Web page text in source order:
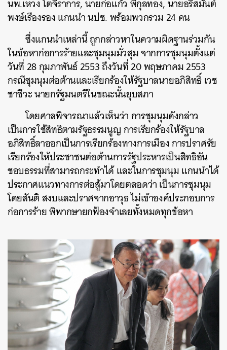
นพ.เหวง โตจิราการ, นายก่อแก้ว พิกุลทอง, นายอริสมันต์
พงษ์เรืองรอง แกนนำ นปช. พร้อมพวกรวม 24 คน
ซึ่งแกนนำเหล่านี้ ถูกกล่าวหาในความผิดฐานร่วมกัน
ในข้อหาก่อการร้ายและชุมนุมมั่วสุม จากการชุมนุมตั้งแต่
วันที่ 28 กุมภาพันธ์ 2553 ถึงวันที่ 20 พฤษภาคม 2553
กรณีชุมนุมต่อต้านและเรียกร้องให้รัฐบาลนายอภิสิทธิ์ เวช
ชาชีวะ นายกรัฐมนตรีในขณะนั้นยุบสภา
โดยศาลพิจารณาแล้วเห็นว่า การชุมนุมดังกล่าว
เป็นการใช้สิทธิตามรัฐธรรมนูญ การเรียกร้องให้รัฐบาล
อภิสิทธิ์ลาออกเป็นการเรียกร้องทางการเมือง การปราศรัย
เรียกร้องให้ประชาชนต่อต้านการรัฐประหารเป็นสิทธิอัน
ชอบธรรมที่สามารถกระทำได้ และในการชุมนุม แกนนำได้
ประกาศแนวทางการต่อสู้มาโดยตลอดว่า เป็นการชุมนุม
โดยสันติ สงบและปราศจากอาวุธ ไม่เข้าองค์ประกอบการ
ก่อการร้าย พิพากษายกฟ้องจำเลยทั้งหมดทุกข้อหา